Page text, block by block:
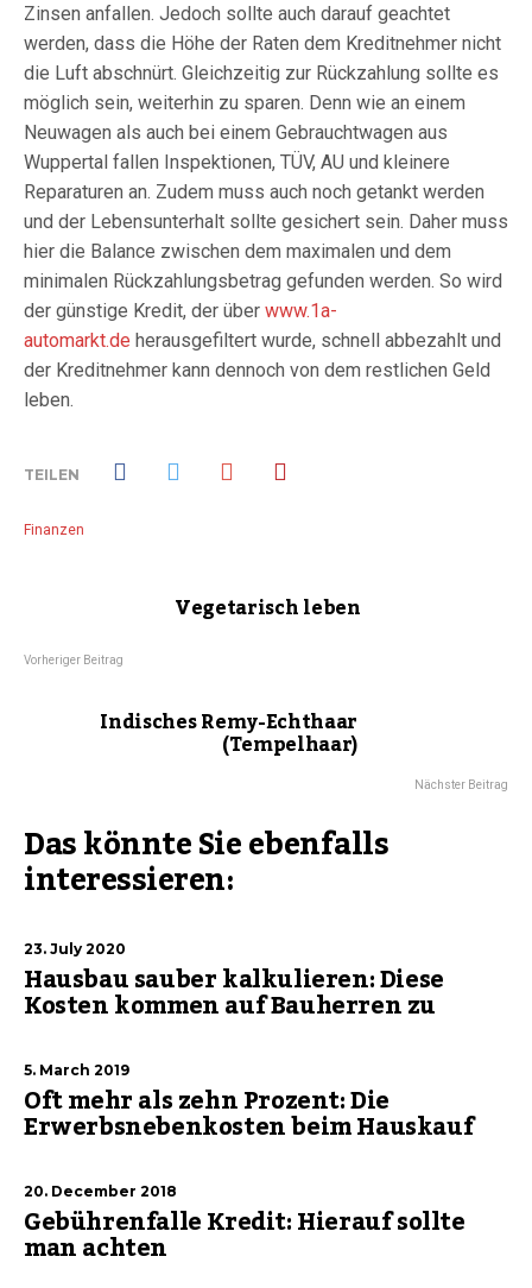
Zinsen anfallen. Jedoch sollte auch darauf geachtet
werden, dass die Höhe der Raten dem Kreditnehmer nicht
die Luft abschnürt. Gleichzeitig zur Rückzahlung sollte es
möglich sein, weiterhin zu sparen. Denn wie an einem
Neuwagen als auch bei einem Gebrauchtwagen aus
Wuppertal fallen Inspektionen, TÜV, AU und kleinere
Reparaturen an. Zudem muss auch noch getankt werden
und der Lebensunterhalt sollte gesichert sein. Daher muss
hier die Balance zwischen dem maximalen und dem
minimalen Rückzahlungsbetrag gefunden werden. So wird
der günstige Kredit, der über www.1a-
automarkt.de herausgefiltert wurde, schnell abbezahlt und
der Kreditnehmer kann dennoch von dem restlichen Geld
leben.
TEILEN
Finanzen
Vegetarisch leben
Vorheriger Beitrag
Indisches Remy-Echthaar
(Tempelhaar)
Nächster Beitrag
Das könnte Sie ebenfalls
interessieren:
23. July 2020
Hausbau sauber kalkulieren: Diese
Kosten kommen auf Bauherren zu
5. March 2019
Oft mehr als zehn Prozent: Die
Erwerbsnebenkosten beim Hauskauf
20. December 2018
Gebührenfalle Kredit: Hierauf sollte
man achten